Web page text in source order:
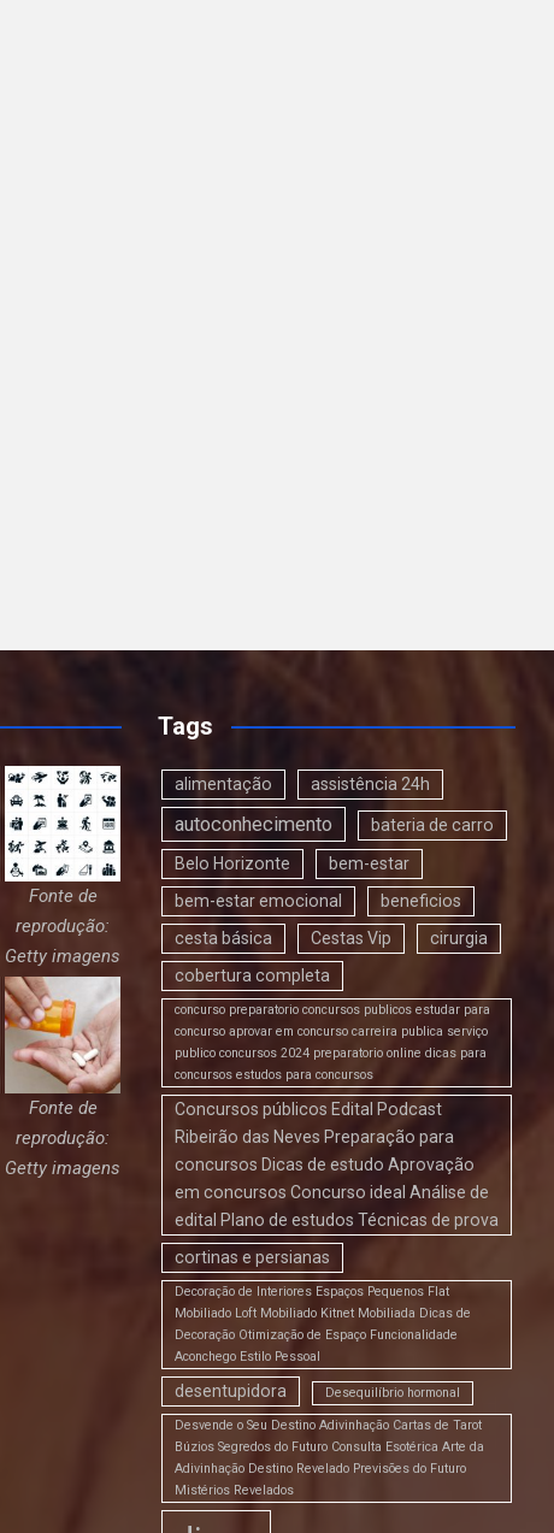
Fonte de
reprodução:
Getty imagens
Fonte de
reprodução:
Getty imagens
Tags
alimentação assistência 24h
autoconhecimento
bateria de carro
Belo Horizonte
bem-estar
bem-estar emocional
beneficios
cesta básica
Cestas Vip
cirurgia
cobertura completa
concurso preparatorio concursos publicos estudar para
concurso aprovar em concurso carreira publica serviço
publico concursos 2024 preparatorio online dicas para
concursos estudos para concursos
Concursos públicos Edital Podcast
Ribeirão das Neves Preparação para
concursos Dicas de estudo Aprovação
em concursos Concurso ideal Análise de
edital Plano de estudos Técnicas de prova
cortinas e persianas
Decoração de Interiores Espaços Pequenos Flat
Mobiliado Loft Mobiliado Kitnet Mobiliada Dicas de
Decoração Otimização de Espaço Funcionalidade
Aconchego Estilo Pessoal
desentupidora Desequilíbrio hormonal
Desvende o Seu Destino Adivinhação Cartas de Tarot
Búzios Segredos do Futuro Consulta Esotérica Arte da
Adivinhação Destino Revelado Previsões do Futuro
Mistérios Revelados